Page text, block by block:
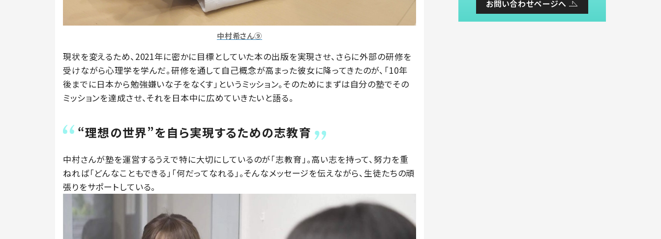
中村希さん⑨
現状を変えるため、2021年に密かに目標としていた本の出版を実現させ、さらに外部の研修を
受けながら心理学を学んだ。研修を通して自己概念が高まった彼女に降ってきたのが、「10年
後までに日本から勉強嫌いな子をなくす」というミッション。そのためにまずは自分の塾でその
ミッションを達成させ、それを日本中に広めていきたいと語る。
“理想の世界”を自ら実現するための志教育
中村さんが塾を運営するうえで特に大切にしているのが「志教育」。高い志を持って、努力を重
ねれば「どんなこともできる」「何だってなれる」。そんなメッセージを伝えながら、生徒たちの頑
張りをサポートしている。
お問い合わせページへ